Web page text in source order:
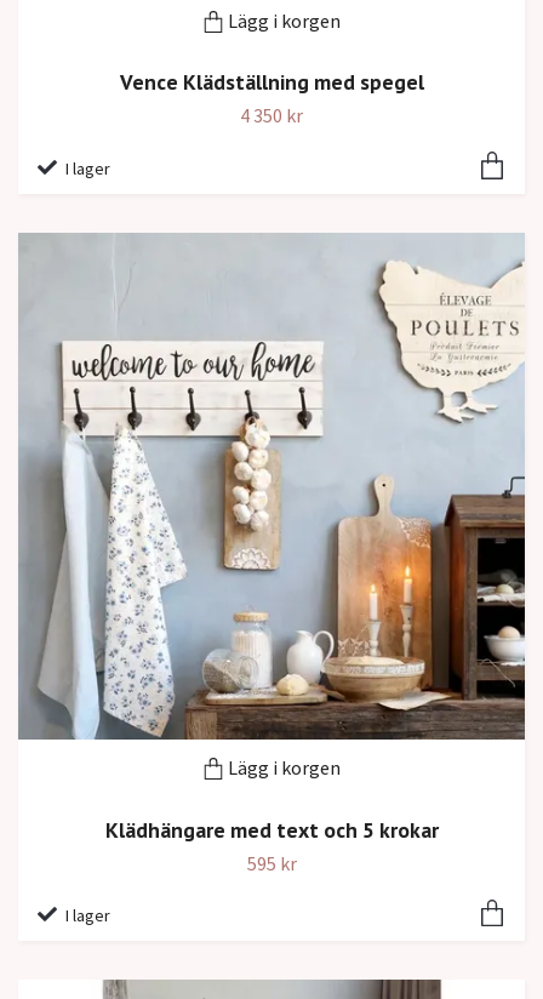
Lägg i korgen
Vence Klädställning med spegel
4 350 kr
I lager
Lägg i korgen
Klädhängare med text och 5 krokar
595 kr
I lager